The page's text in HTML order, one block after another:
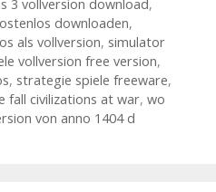
3 vollversion download,
downloaden,
als vollversion, simulator
vollversion free version,
, strategie spiele freeware,
fall civilizations at war, wo
von anno 1404 d